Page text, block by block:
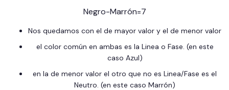
Negro-Marrón=7
Nos quedamos con el de mayor valor y el de menor valor
el color común en ambas es la Linea o Fase. (en este
caso Azul)
en la de menor valor el otro que no es Linea/Fase es el
Neutro. (en este caso Marrón)